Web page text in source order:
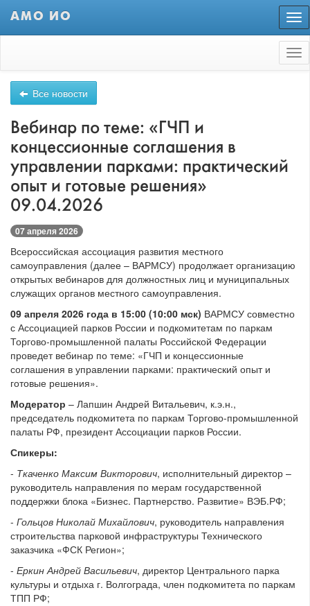
АМО ИО
Все новости
Вебинар по теме: «ГЧП и
концессионные соглашения в
управлении парками: практический
опыт и готовые решения»
09.04.2026
07 апреля 2026
Всероссийская ассоциация развития местного
самоуправления (далее – ВАРМСУ) продолжает организацию
открытых вебинаров для должностных лиц и муниципальных
служащих органов местного самоуправления.
09 апреля 2026 года в 15:00 (10:00 мск) ВАРМСУ совместно
с Ассоциацией парков России и подкомитетам по паркам
Торгово-промышленной палаты Российской Федерации
проведет вебинар по теме: «ГЧП и концессионные
соглашения в управлении парками: практический опыт и
готовые решения».
Модератор – Лапшин Андрей Витальевич, к.э.н.,
председатель подкомитета по паркам Торгово-промышленной
палаты РФ, президент Ассоциации парков России.
Спикеры:
- Ткаченко Максим Викторович, исполнительный директор –
руководитель направления по мерам государственной
поддержки блока «Бизнес. Партнерство. Развитие» ВЭБ.РФ;
- Гольцов Николай Михайлович, руководитель направления
строительства парковой инфраструктуры Технического
заказчика «ФСК Регион»;
- Еркин Андрей Васильевич, директор Центрального парка
культуры и отдыха г. Волгограда, член подкомитета по паркам
ТПП РФ;